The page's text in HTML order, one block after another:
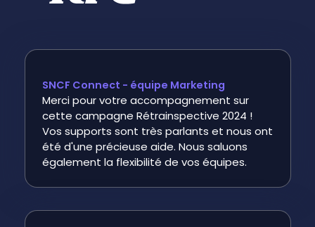
SNCF Connect - équipe Marketing
Merci pour votre accompagnement sur
cette campagne Rétrainspective 2024 !
Vos supports sont très parlants et nous ont
été d'une précieuse aide. Nous saluons
également la flexibilité de vos équipes.